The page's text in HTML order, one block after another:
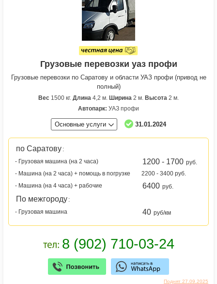
Поднят 27.09.2025
Грузовые перевозки уаз профи
Грузовые перевозки по Саратову и области УАЗ профи (привод не
полный)
Вес 1500 кг. Длина 4,2 м. Ширина 2 м. Высота 2 м.
Автопарк: УАЗ профи
Основные услуги 31.01.2024
по Саратову :
- Грузовая машина (на 2 часа)
1200 - 1700 руб.
- Машина (на 2 часа) + помощь в погрузке
2200 - 3400 руб.
- Машина (на 4 часа) + рабочие
6400 руб.
По межгороду :
- Грузовая машина
40 руб/км